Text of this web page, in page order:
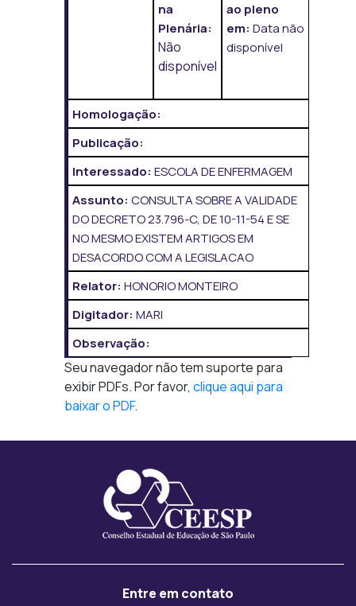
na
Plenária:
Não
disponível
ao pleno
em: Data não
disponível
Homologação:
Publicação:
Interessado: ESCOLA DE ENFERMAGEM
Assunto: CONSULTA SOBRE A VALIDADE
DO DECRETO 23.796-C, DE 10-11-54 E SE
NO MESMO EXISTEM ARTIGOS EM
DESACORDO COM A LEGISLACAO
Relator: HONORIO MONTEIRO
Digitador: MARI
Observação:
Seu navegador não tem suporte para
exibir PDFs. Por favor, clique aqui para
baixar o PDF.
Entre em contato